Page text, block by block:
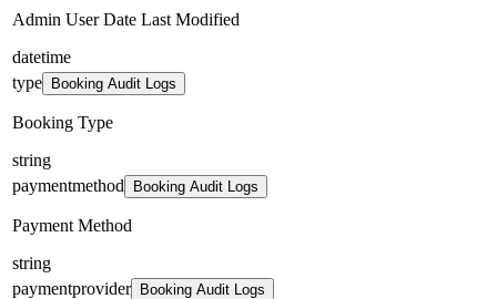
Admin User Date Last Modified
datetime
type
Booking Audit Logs
Booking Type
string
paymentmethod
Booking Audit Logs
Payment Method
string
paymentprovider
Booking Audit Logs